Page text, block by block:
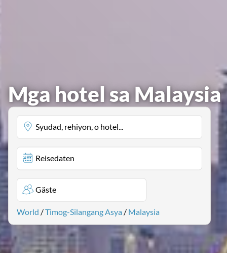
Mga hotel sa Malaysia
Syudad, rehiyon, o hotel...
Reisedaten
Gäste
World /Timog-Silangang Asya / Malaysia